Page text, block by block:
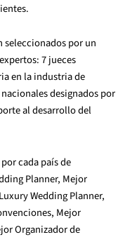
seleccionados por un
7 jueces
en la industria de
designados por
al desarrollo del
cada país de
Planner, Mejor
Wedding Planner,
Mejor
Organizador de